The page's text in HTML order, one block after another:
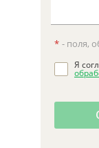
* - поля,
Я